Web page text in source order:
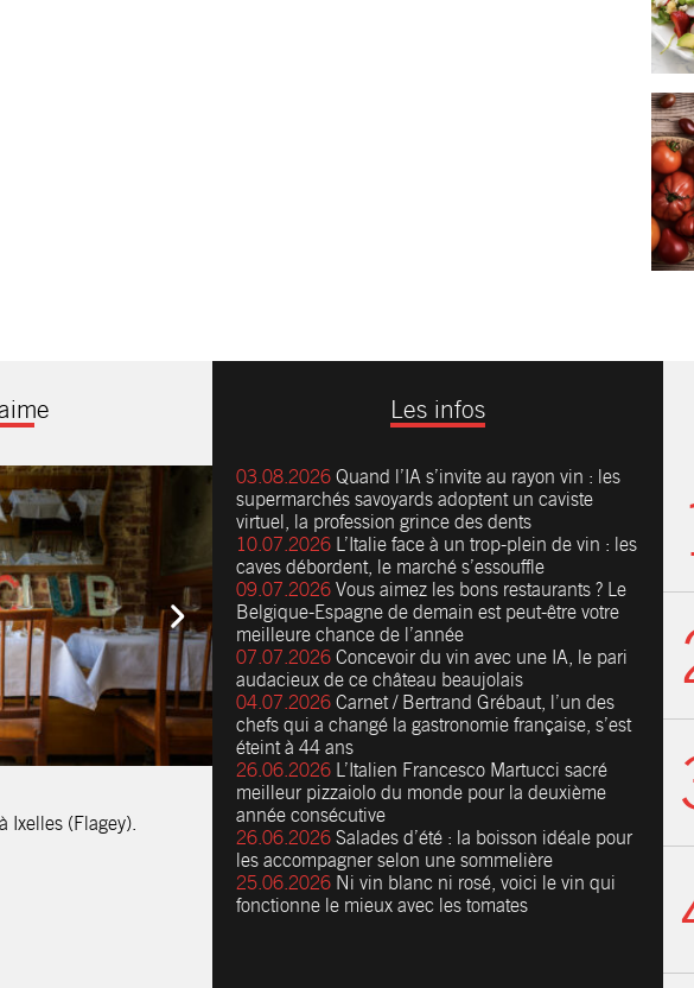
Ixelles (Flagey).
Les infos
03.08.2026 Quand l’IA s’invite au rayon vin : les
supermarchés savoyards adoptent un caviste
virtuel, la profession grince des dents
10.07.2026 L’Italie face à un trop-plein de vin : les
caves débordent, le marché s’essouffle
09.07.2026 Vous aimez les bons restaurants ? Le
Belgique-Espagne de demain est peut-être votre
meilleure chance de l’année
07.07.2026 Concevoir du vin avec une IA, le pari
audacieux de ce château beaujolais
04.07.2026 Carnet / Bertrand Grébaut, l’un des
chefs qui a changé la gastronomie française, s’est
éteint à 44 ans
26.06.2026 L’Italien Francesco Martucci sacré
meilleur pizzaiolo du monde pour la deuxième
année consécutive
26.06.2026 Salades d’été : la boisson idéale pour
les accompagner selon une sommelière
25.06.2026 Ni vin blanc ni rosé, voici le vin qui
fonctionne le mieux avec les tomates